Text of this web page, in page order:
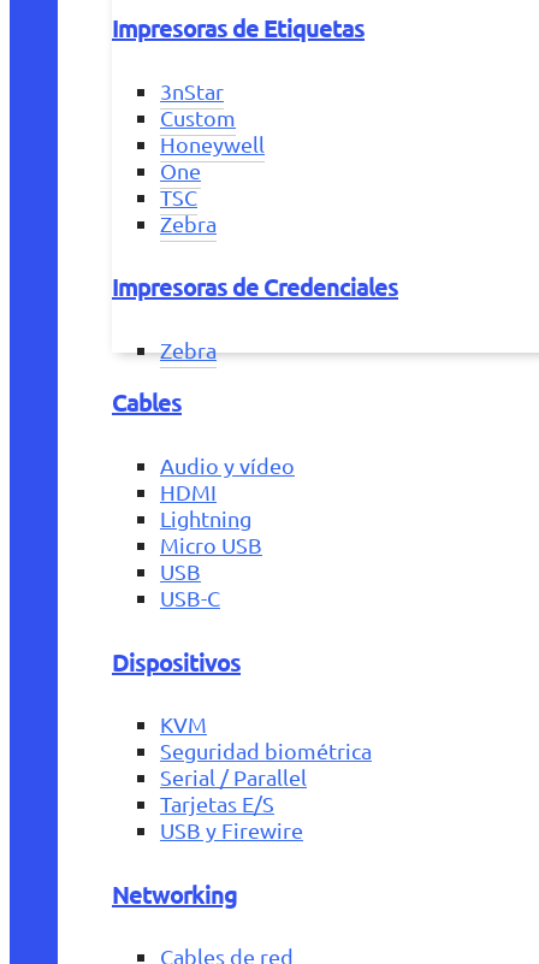
Impresoras de Etiquetas
3nStar
Custom
Honeywell
One
TSC
Zebra
Impresoras de Credenciales
Zebra
Cables
Audio y vídeo
HDMI
Lightning
Micro USB
USB
USB-C
Dispositivos
KVM
Seguridad biométrica
Serial / Parallel
Tarjetas E/S
USB y Firewire
Networking
Cables de red